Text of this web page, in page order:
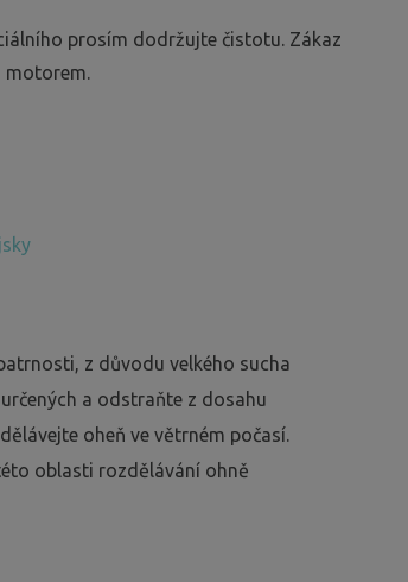
prosím dodržujte čistotu. Zákaz
z důvodu velkého sucha
a odstraňte z dosahu
oheň ve větrném počasí.
oblasti rozdělávání ohně